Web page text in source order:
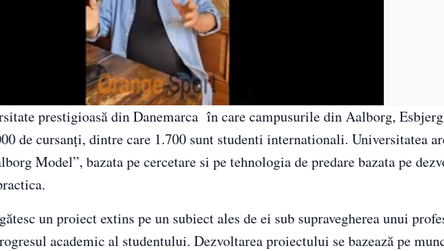
prestigioasă din Danemarca în care campusurile din Aalborg,
de cursanţi, dintre care 1.700 sunt studenti internationali. Universitatea
Model”, bazata pe cercetare si pe tehnologia de predare bazata pe
un proiect extins pe un subiect ales de ei sub supravegherea unui
academic al studentului. Dezvoltarea proiectului se bazează pe